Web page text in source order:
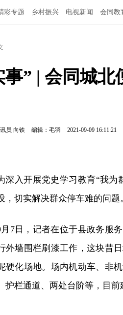
彩专题 乡村振兴 电视新闻 会同教
” | 会同城
员 向铁 编辑：毛羽 2021-09-09 16:11:21
深入开展党史学习教育“我为
，切实解决群众停车难的问题
7日，记者在位于县政务服
外墙围栏刷漆工作，这块昔
硬化场地。场内机动车、非
护栏通道、两处台阶等，目前